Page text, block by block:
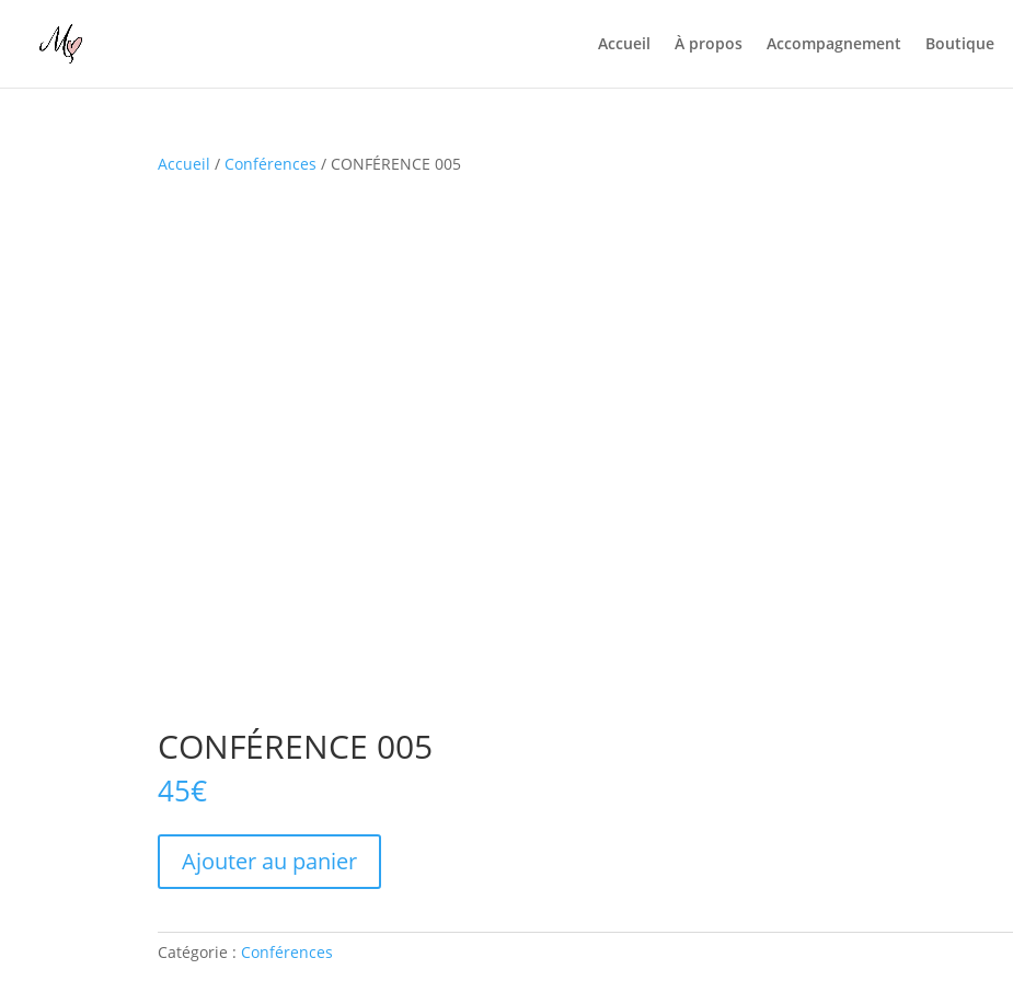
Accueil À propos Accompagnement Boutique
Accueil / Conférences / CONFÉRENCE 005
CONFÉRENCE 005
45€
CONFÉRENCE
Ajouter au panier
Catégorie : Conférences